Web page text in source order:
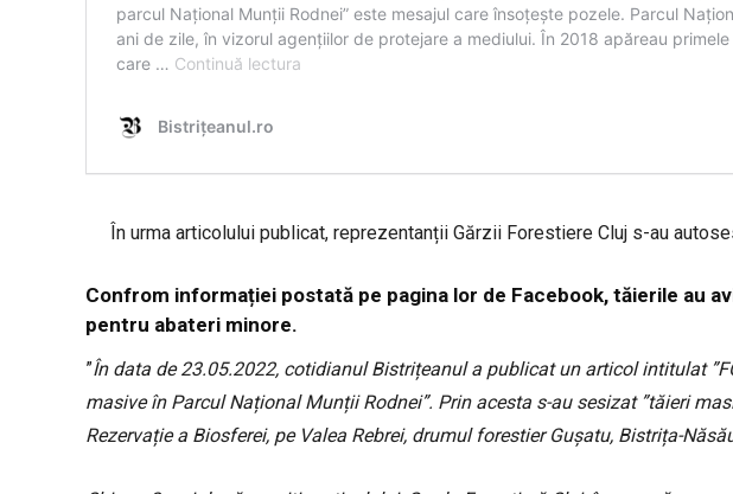
În urma articolului publicat, reprezentanții Gărzii Forestiere Cluj s-au
Confrom informației postată pe pagina lor de Facebook, tăierile au
pentru abateri minore.
”În data de 23.05.2022, cotidianul Bistrițeanul a publicat un articol intitulat
masive în Parcul Național Munții Rodnei”. Prin acesta s-au sesizat ”tăieri
Rezervație a Biosferei, pe Valea Rebrei, drumul forestier Gușatu, Bistrița-